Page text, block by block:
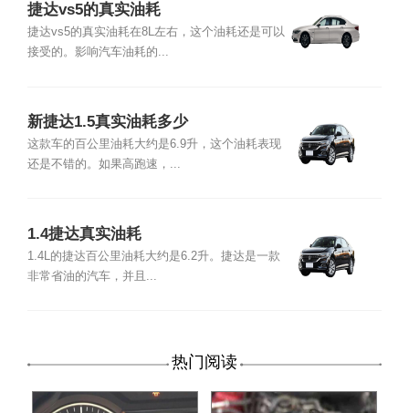
捷达vs5的真实油耗
捷达vs5的真实油耗在8L左右，这个油耗还是可以
接受的。影响汽车油耗的...
新捷达1.5真实油耗多少
这款车的百公里油耗大约是6.9升，这个油耗表现
还是不错的。如果高跑速，...
1.4捷达真实油耗
1.4L的捷达百公里油耗大约是6.2升。捷达是一款
非常省油的汽车，并且...
热门阅读